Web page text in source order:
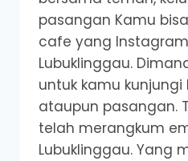
pasangan Kamu
cafe yang
Lubuklinggau.
untuk kamu
ataupun pasangan.
telah merangkum
Lubuklinggau. Yang